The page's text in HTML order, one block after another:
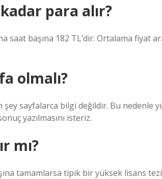
para alır?
saat başına 182 TL’dir. Ortalama fiyat
olmalı?
sayfalarca bilgi değildir. Bu nedenle
yazılmasını isteriz.
mı?
tamamlarsa tipik bir yüksek lisans